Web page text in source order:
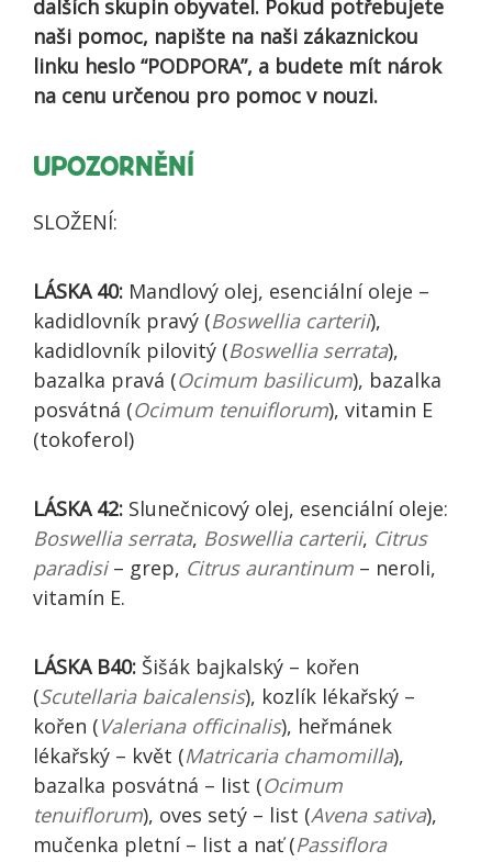
dalších skupin obyvatel. Pokud potřebujete
naši pomoc, napište na naši zákaznickou
linku heslo “PODPORA”, a budete mít nárok
na cenu určenou pro pomoc v nouzi.
UPOZORNĚNÍ
SLOŽENÍ:
LÁSKA 40: Mandlový olej, esenciální oleje –
kadidlovník pravý (Boswellia carterii),
kadidlovník pilovitý (Boswellia serrata),
bazalka pravá (Ocimum basilicum), bazalka
posvátná (Ocimum tenuiflorum), vitamin E
(tokoferol)
LÁSKA 42: Slunečnicový olej, esenciální oleje:
Boswellia serrata, Boswellia carterii, Citrus
paradisi– grep, Citrus aurantinum – neroli,
vitamín E.
LÁSKA B40: Šišák bajkalský – kořen
(Scutellaria baicalensis), kozlík lékařský –
kořen (Valeriana officinalis), heřmánek
lékařský – květ (Matricaria chamomilla),
bazalka posvátná – list (Ocimum
tenuiflorum), oves setý – list (Avena sativa),
mučenka pletní – list a nať (Passiflora